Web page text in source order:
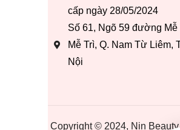
cấp ngày 28/05/2024
Số 61, Ngõ 59 đường Mễ
Mễ Trì, Q. Nam Từ Liêm,
Nội
Copyright © 2024, Nin